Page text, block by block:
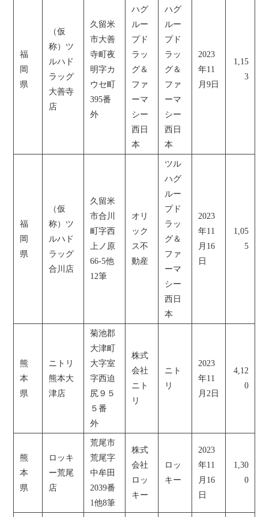
福
岡
県
（仮
称）ツ
ルハド
ラッグ
大善寺
店
久留米
市大善
寺町夜
明字カ
ウセ町
395番
外
ハグ
ルー
プド
ラッ
グ＆
ファ
ーマ
シー
西日
本
ハグ
ルー
プド
ラッ
グ＆
ファ
ーマ
シー
西日
本
2023
年11
月9日
1,15
3
福
岡
県
（仮
称）ツ
ルハド
ラッグ
合川店
久留米
市合川
町字西
上ノ原
66-5他
12筆
オリ
ック
ス不
動産
ツル
ハグ
ルー
プド
ラッ
グ＆
ファ
ーマ
シー
西日
本
2023
年11
月16
日
1,05
5
熊
本
県
ニトリ
熊本大
津店
菊池郡
大津町
大字室
字西迫
尻９５
５番
外
株式
会社
ニト
リ
ニト
リ
2023
年11
月2日
4,12
0
熊
本
県
ロッキ
ー荒尾
店
荒尾市
荒尾字
中牟田
2039番
1他8筆
株式
会社
ロッ
キー
ロッ
キー
2023
年11
月16
日
1,30
0